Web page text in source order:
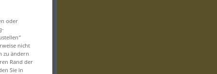
oder
nicht
zu ändern
Rand der
Sie in